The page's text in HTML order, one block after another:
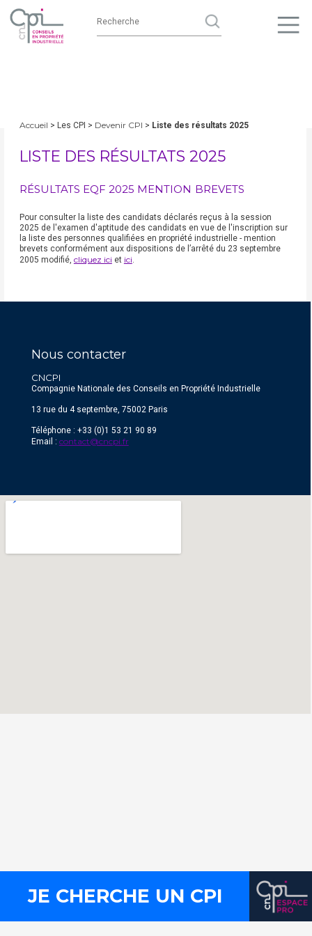
Accueil > Les CPI > Devenir CPI > Liste des résultats 2025
LISTE DES RÉSULTATS 2025
RÉSULTATS EQF 2025 MENTION BREVETS
Pour consulter la liste des candidats déclarés reçus à la session
2025 de l'examen d'aptitude des candidats en vue de l'inscription sur
la liste des personnes qualifiées en propriété industrielle - mention
brevets conformément aux dispositions de l’arrêté du 23 septembre
2005 modifié, cliquez ici et ici
Nous contacter
CNCPI
Compagnie Nationale des Conseils en Propriété Industrielle
13 rue du 4 septembre, 75002 Paris
Téléphone : +33 (0)1 53 21 90 89
Email : contact@cncpi.fr
JE CHERCHE UN CPI